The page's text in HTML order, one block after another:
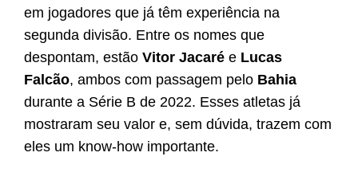
em jogadores que já têm experiência na
segunda divisão. Entre os nomes que
despontam, estão Vitor Jacaré e Lucas
Falcão, ambos com passagem pelo Bahia
durante a Série B de 2022. Esses atletas já
mostraram seu valor e, sem dúvida, trazem com
eles um know-how importante.